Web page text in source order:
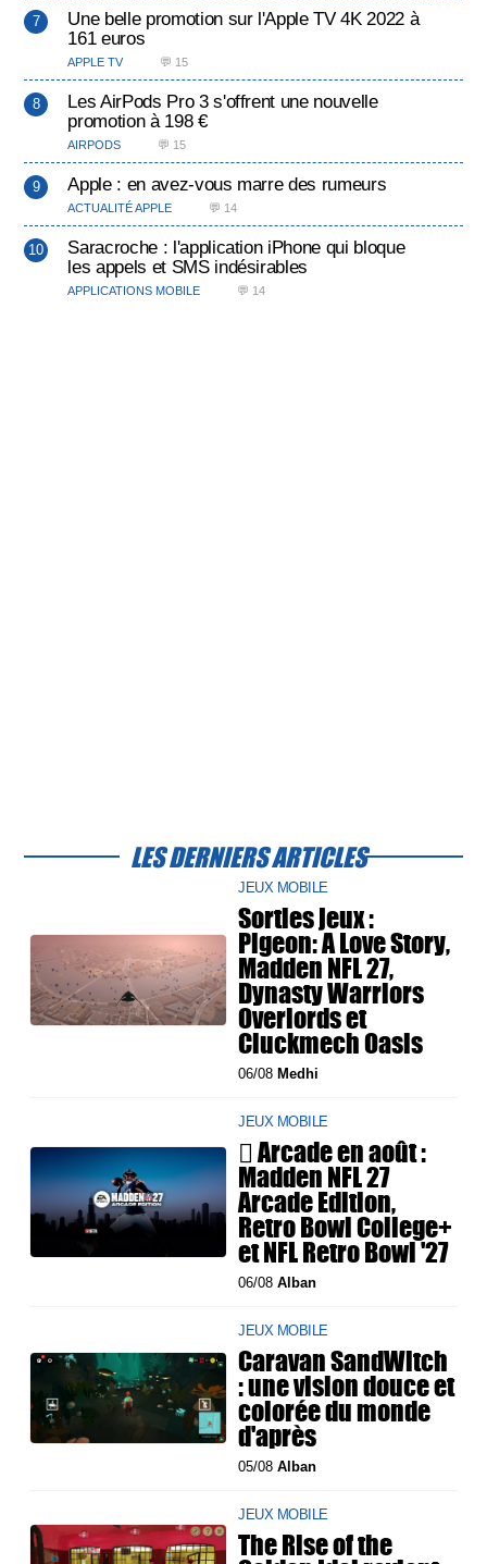
Une belle promotion sur l'Apple TV 4K 2022 à
161 euros
APPLE TV 💬 15
Les AirPods Pro 3 s'offrent une nouvelle
promotion à 198 €
AIRPODS 💬 15
Apple : en avez-vous marre des rumeurs
ACTUALITÉ APPLE 💬 14
Saracroche : l'application iPhone qui bloque
les appels et SMS indésirables
APPLICATIONS MOBILE 💬 14
LES DERNIERS ARTICLES
JEUX MOBILE
Sorties jeux :
Pigeon: A Love Story,
Madden NFL 27,
Dynasty Warriors
Overlords et
Cluckmech Oasis
06/08Medhi
JEUX MOBILE
 Arcade en août :
Madden NFL 27
Arcade Edition,
Retro Bowl College+
et NFL Retro Bowl '27
06/08Alban
JEUX MOBILE
Caravan SandWitch
: une vision douce et
colorée du monde
d'après
05/08Alban
JEUX MOBILE
The Rise of the